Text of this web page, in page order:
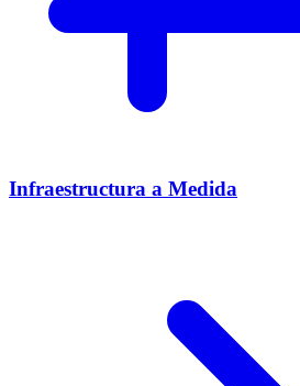
Infraestructura a Medida